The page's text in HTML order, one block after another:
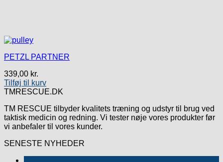
PETZL PARTNER
339,00 kr.
Tilføj til kurv
TMRESCUE.DK
TM RESCUE tilbyder kvalitets træning og udstyr til brug ved
taktisk medicin og redning. Vi tester nøje vores produkter før
vi anbefaler til vores kunder.
SENESTE NYHEDER